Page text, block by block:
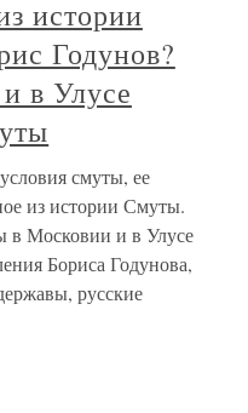
истории
Годунов?
в Улусе
смуты, ее
из истории Смуты.
в Московии и в Улусе
Бориса Годунова,
русские